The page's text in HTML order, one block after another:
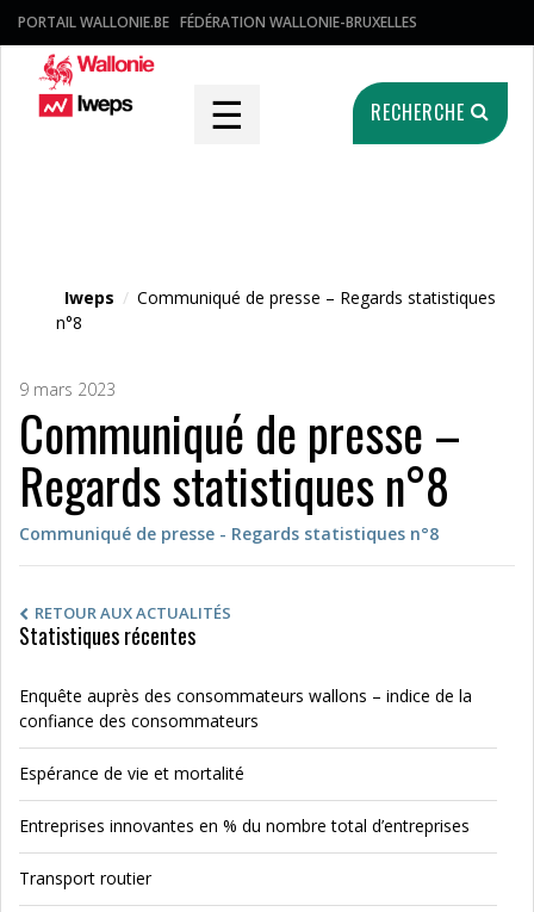
PORTAIL WALLONIE.BE FÉDÉRATION WALLONIE-BRUXELLES
☰ RECHERCHE
Iweps / Communiqué de presse – Regards statistiques
n°8
9 mars 2023
Communiqué de presse –
Regards statistiques n°8
Communiqué de presse - Regards statistiques n°8
RETOUR AUX ACTUALITÉS
Statistiques récentes
Enquête auprès des consommateurs wallons – indice de la
confiance des consommateurs
Espérance de vie et mortalité
Entreprises innovantes en % du nombre total d’entreprises
Transport routier